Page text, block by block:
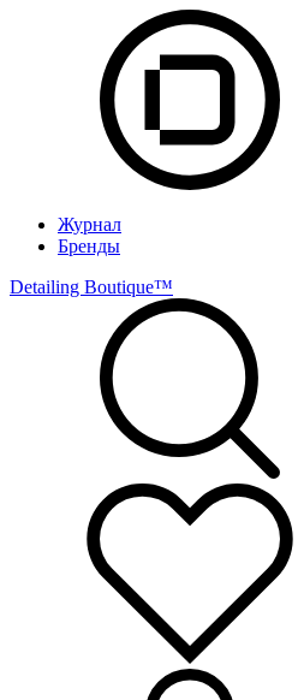
Журнал
Бренды
Detailing Boutique™️